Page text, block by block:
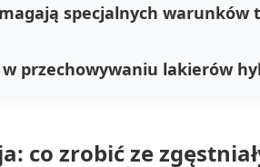
specjalnych warunków
w przechowywaniu lakierów
co zrobić ze